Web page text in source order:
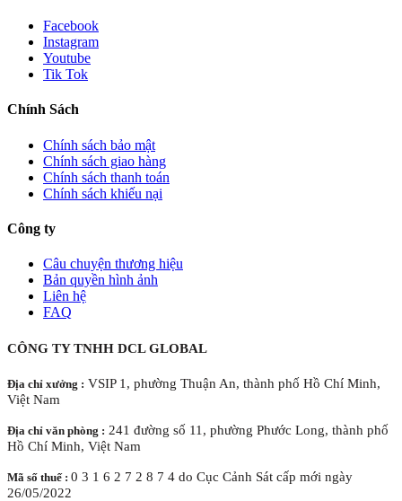
Facebook
Instagram
Youtube
Tik Tok
Chính Sách
Chính sách bảo mật
Chính sách giao hàng
Chính sách thanh toán
Chính sách khiếu nại
Công ty
Câu chuyện thương hiệu
Bản quyền hình ảnh
Liên hệ
FAQ
CÔNG TY TNHH DCL GLOBAL
Địa chỉ xưởng : VSIP 1, phường Thuận An, thành phố Hồ Chí Minh,
Việt Nam
Địa chỉ văn phòng : 241 đường số 11, phường Phước Long, thành phố
Hồ Chí Minh, Việt Nam
Mã số thuế : 0 3 1 6 2 7 2 8 7 4 do Cục Cảnh Sát cấp mới ngày
26/05/2022